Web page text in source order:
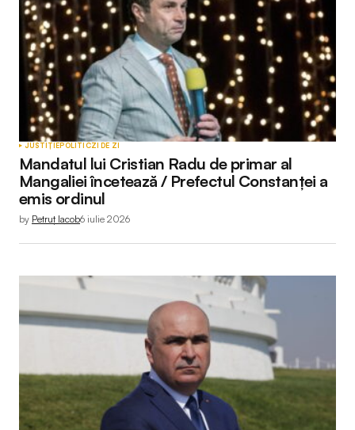
JUSTIȚIEPOLITICZI DE ZI
Mandatul lui Cristian Radu de primar al
Mangaliei încetează / Prefectul Constanței a
emis ordinul
by Petruț Iacob6 iulie 2026